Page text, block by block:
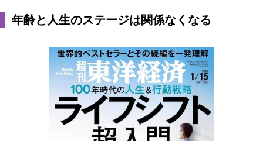
年齢と人生のステージは関係なくなる